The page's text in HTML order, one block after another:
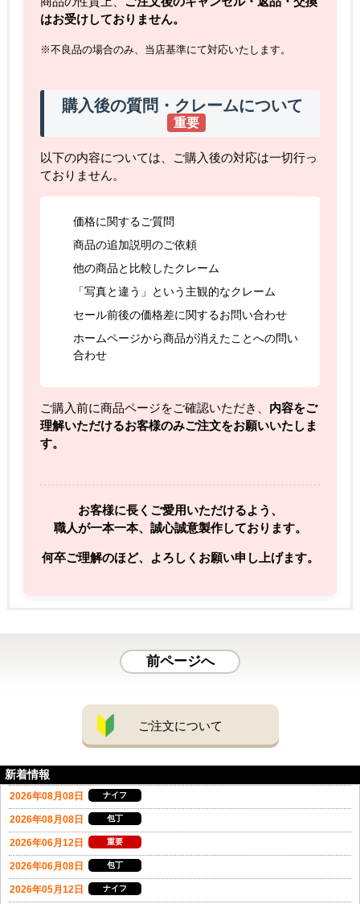
はお受けしておりません。
※不良品の場合のみ、当店基準にて対応いたします。
購入後の質問・クレームについて
重要
以下の内容については、ご購入後の対応は一切行っ
ておりません。
価格に関するご質問
商品の追加説明のご依頼
他の商品と比較したクレーム
「写真と違う」という主観的なクレーム
セール前後の価格差に関するお問い合わせ
ホームページから商品が消えたことへの問い
合わせ
ご購入前に商品ページをご確認いただき、 内容をご
理解いただけるお客様のみご注文をお願いいたしま
す。
お客様に長くご愛用いただけるよう、
職人が一本一本、誠心誠意製作しております。
何卒ご理解のほど、よろしくお願い申し上げます。
前ページへ
ご注文について
新着情報